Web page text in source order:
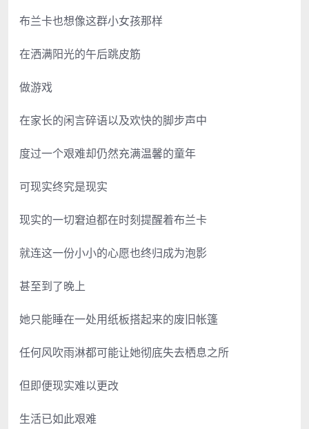
布兰卡也想像这群小女孩那样
在洒满阳光的午后跳皮筋
做游戏
在家长的闲言碎语以及欢快的脚步声中
度过一个艰难却仍然充满温馨的童年
可现实终究是现实
现实的一切窘迫都在时刻提醒着布兰卡
就连这一份小小的心愿也终归成为泡影
甚至到了晚上
她只能睡在一处用纸板搭起来的废旧帐篷
任何风吹雨淋都可能让她彻底失去栖息之所
但即便现实难以更改
生活已如此艰难